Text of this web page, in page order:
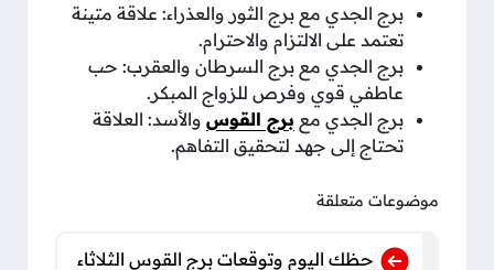
برج الجدي مع برج الثور والعذراء: علاقة متينة
تعتمد على الالتزام والاحترام.
برج الجدي مع برج السرطان والعقرب: حب
عاطفي قوي وفرص للزواج المبكر.
برج الجدي مع برج القوس والأسد: العلاقة
تحتاج إلى جهد لتحقيق التفاهم.
موضوعات متعلقة
حظك اليوم وتوقعات برج القوس الثلاثاء